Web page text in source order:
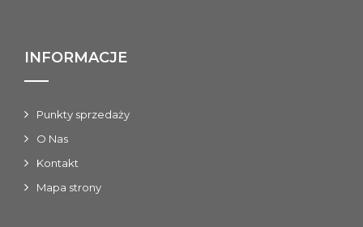
INFORMACJE
Punkty sprzedaży
O Nas
Kontakt
Mapa strony